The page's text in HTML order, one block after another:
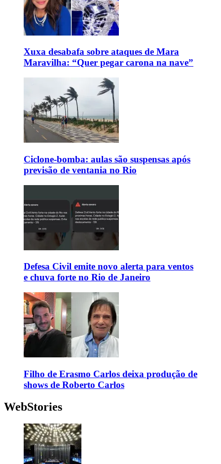
Xuxa desabafa sobre ataques de Mara
Maravilha: “Quer pegar carona na nave”
Ciclone-bomba: aulas são suspensas após
previsão de ventania no Rio
Defesa Civil emite novo alerta para ventos
e chuva forte no Rio de Janeiro
Filho de Erasmo Carlos deixa produção de
shows de Roberto Carlos
WebStories